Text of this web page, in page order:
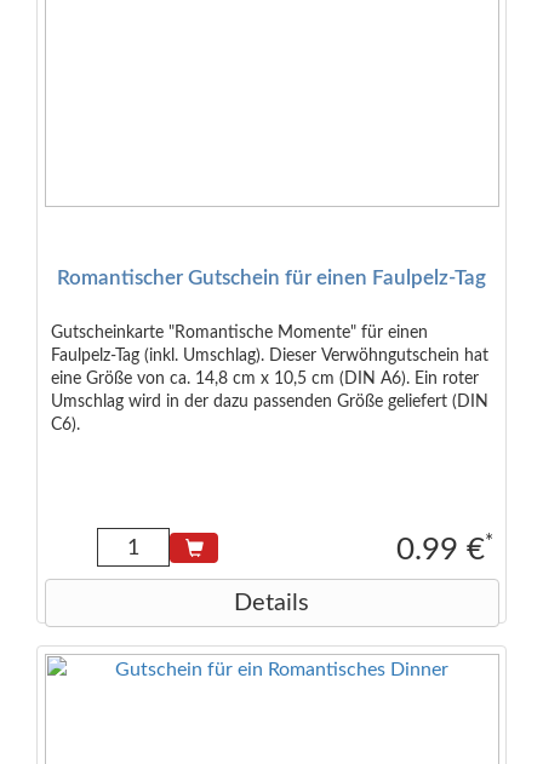
Romantischer Gutschein für einen Faulpelz-Tag
Gutscheinkarte "Romantische Momente" für einen
Faulpelz-Tag (inkl. Umschlag). Dieser Verwöhngutschein hat
eine Größe von ca. 14,8 cm x 10,5 cm (DIN A6). Ein roter
Umschlag wird in der dazu passenden Größe geliefert (DIN
C6).
0.99 €*
Details